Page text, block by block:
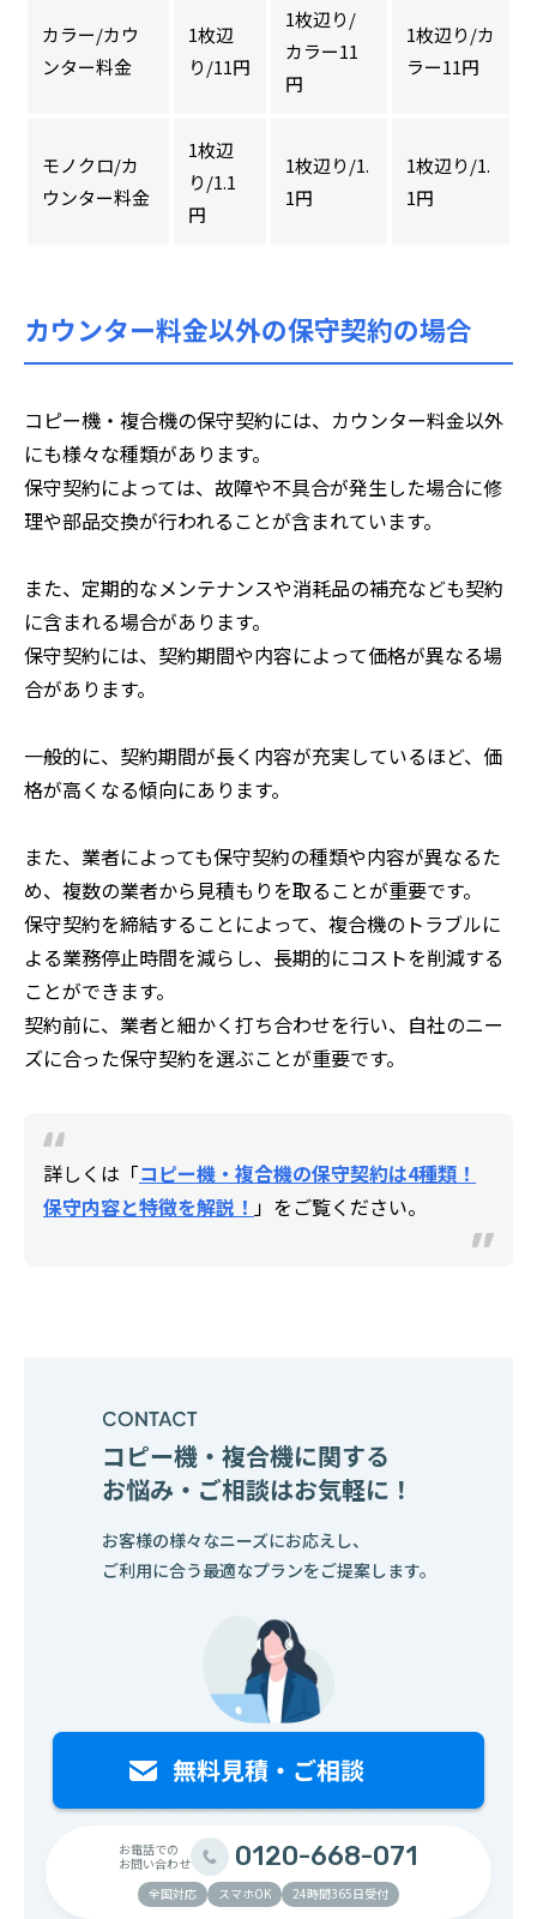
カラー/カウ
ンター料金
1枚辺
り/11円
1枚辺り/
カラー11
円
1枚辺り/カ
ラー11円
モノクロ/カ
ウンター料金
1枚辺
り/1.1
円
1枚辺り/1.
1円
1枚辺り/1.
1円
カウンター料金以外の保守契約の場合
コピー機・複合機の保守契約には、カウンター料金以外
にも様々な種類があります。
保守契約によっては、故障や不具合が発生した場合に修
理や部品交換が行われることが含まれています。
また、定期的なメンテナンスや消耗品の補充なども契約
に含まれる場合があります。
保守契約には、契約期間や内容によって価格が異なる場
合があります。
一般的に、契約期間が長く内容が充実しているほど、価
格が高くなる傾向にあります。
また、業者によっても保守契約の種類や内容が異なるた
め、複数の業者から見積もりを取ることが重要です。
保守契約を締結することによって、複合機のトラブルに
よる業務停止時間を減らし、長期的にコストを削減する
ことができます。
契約前に、業者と細かく打ち合わせを行い、自社のニー
ズに合った保守契約を選ぶことが重要です。
詳しくは「コピー機・複合機の保守契約は4種類！
保守内容と特徴を解説！ 」をご覧ください。
コピー機・複合機に関する
お悩み・ご相談はお気軽に！
お客様の様々なニーズにお応えし、
ご利用に合う最適なプランをご提案します。
お電話での
お問い合わせ
0120-668-071
全国対応 スマホOK 24時間365日受付